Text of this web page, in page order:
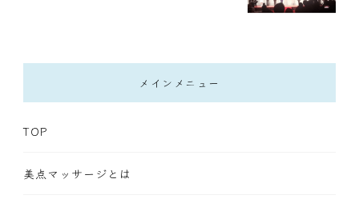
メインメニュー
TOP
美点マッサージとは